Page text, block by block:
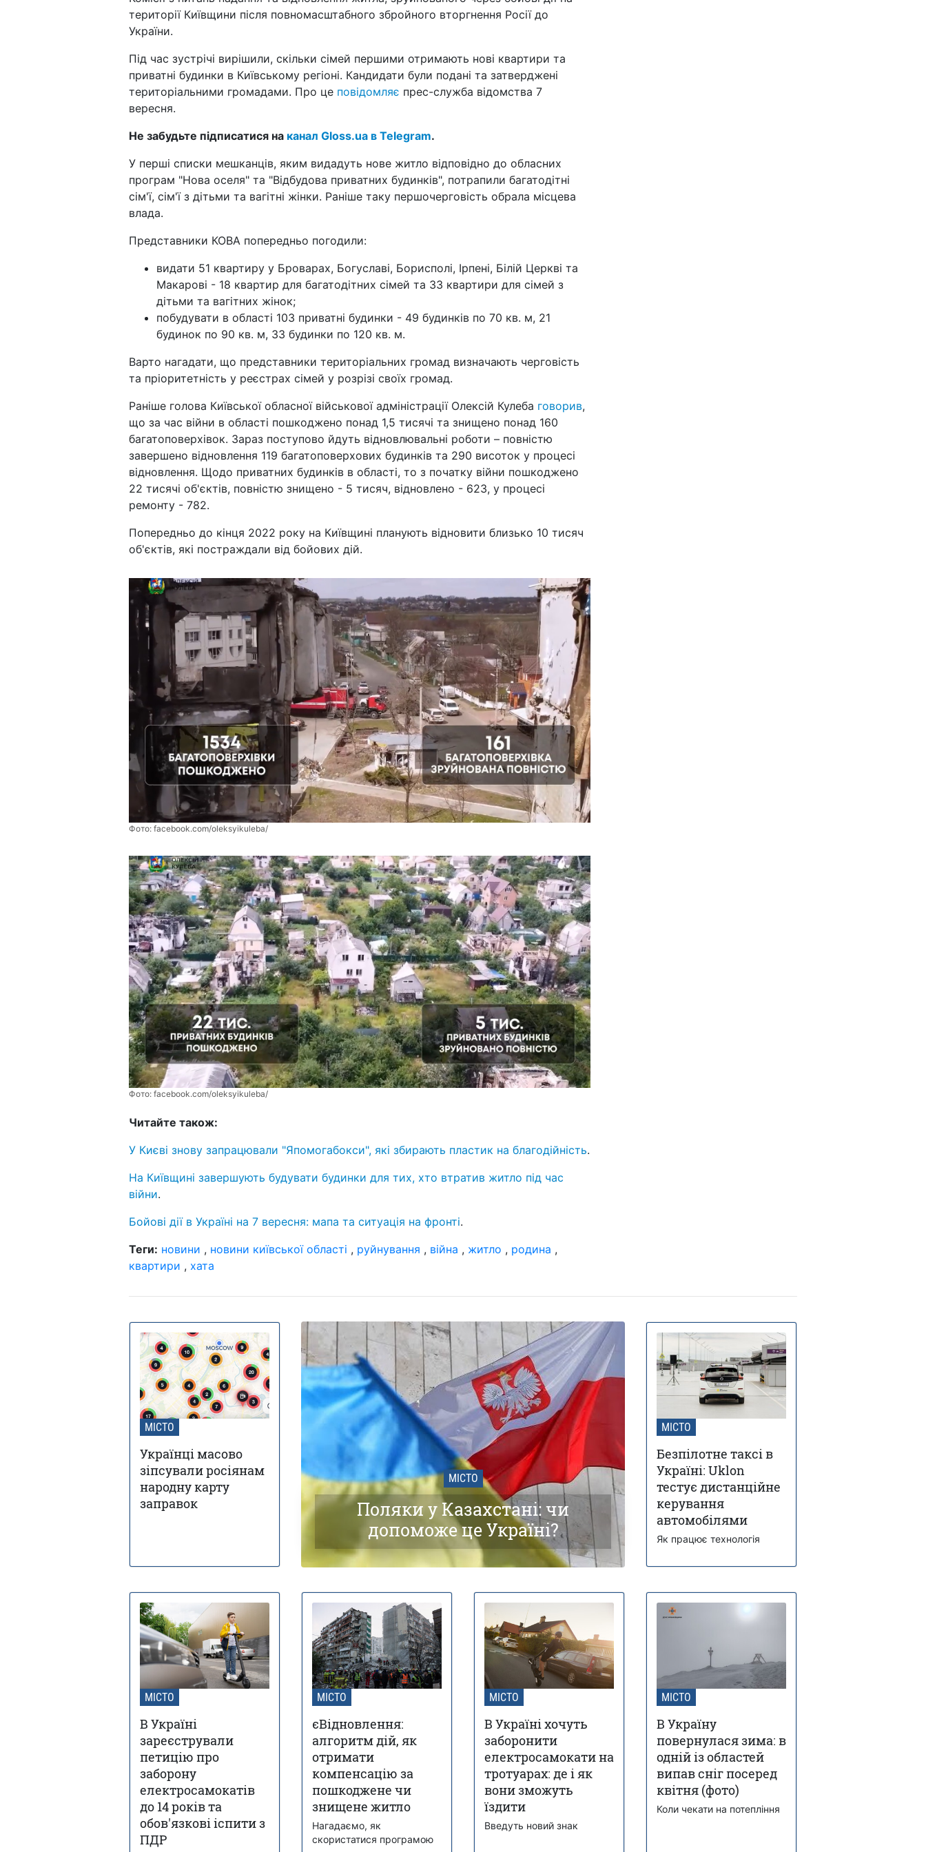
території Київщини після повномасштабного збройного вторгнення Росії до
України.
Під час зустрічі вирішили, скільки сімей першими отримають нові квартири та
приватні будинки в Київському регіоні. Кандидати були подані та затверджені
територіальними громадами. Про це повідомляє прес-служба відомства 7
вересня.
Не забудьте підписатися на канал Gloss.ua в Telegram.
У перші списки мешканців, яким видадуть нове житло відповідно до обласних
програм "Нова оселя" та "Відбудова приватних будинків", потрапили багатодітні
сім'ї, сім'ї з дітьми та вагітні жінки. Раніше таку першочерговість обрала місцева
влада.
Представники КОВА попередньо погодили:
видати 51 квартиру у Броварах, Богуславі, Борисполі, Ірпені, Білій Церкві та
Макарові - 18 квартир для багатодітних сімей та 33 квартири для сімей з
дітьми та вагітних жінок;
побудувати в області 103 приватні будинки - 49 будинків по 70 кв. м, 21
будинок по 90 кв. м, 33 будинки по 120 кв. м.
Варто нагадати, що представники територіальних громад визначають черговість
та пріоритетність у реєстрах сімей у розрізі своїх громад.
Раніше голова Київської обласної військової адміністрації Олексій Кулеба говорив,
що за час війни в області пошкоджено понад 1,5 тисячі та знищено понад 160
багатоповерхівок. Зараз поступово йдуть відновлювальні роботи – повністю
завершено відновлення 119 багатоповерхових будинків та 290 висоток у процесі
відновлення. Щодо приватних будинків в області, то з початку війни пошкоджено
22 тисячі об'єктів, повністю знищено - 5 тисяч, відновлено - 623, у процесі
ремонту - 782.
Попередньо до кінця 2022 року на Київщині планують відновити близько 10 тисяч
об'єктів, які постраждали від бойових дій.
Фото: facebook.com/oleksyikuleba/
Фото: facebook.com/oleksyikuleba/
Читайте також:
У Києві знову запрацювали "Япомогабокси", які збирають пластик на благодійність.
На Київщині завершують будувати будинки для тих, хто втратив житло під час
війни.
Бойові дії в Україні на 7 вересня: мапа та ситуація на фронті.
Теги: новини , новини київської області , руйнування , війна , житло , родина ,
квартири , хата
МІСТО
Українці масово
зіпсували росіянам
народну карту
заправок
МІСТО
Поляки у Казахстані: чи
допоможе це Україні?
МІСТО
Безпілотне таксі в
Україні: Uklon
тестує дистанційне
керування
автомобілями
Як працює технологія
МІСТО
В Україні
зареєстрували
петицію про
заборону
електросамокатів
до 14 років та
обов'язкові іспити з
ПДР
МІСТО
єВідновлення:
алгоритм дій, як
отримати
компенсацію за
пошкоджене чи
знищене житло
Нагадаємо, як
скористатися програмою
МІСТО
В Україні хочуть
заборонити
електросамокати на
тротуарах: де і як
вони зможуть
їздити
Введуть новий знак
МІСТО
В Україну
повернулася зима: в
одній із областей
випав сніг посеред
квітня (фото)
Коли чекати на потепління